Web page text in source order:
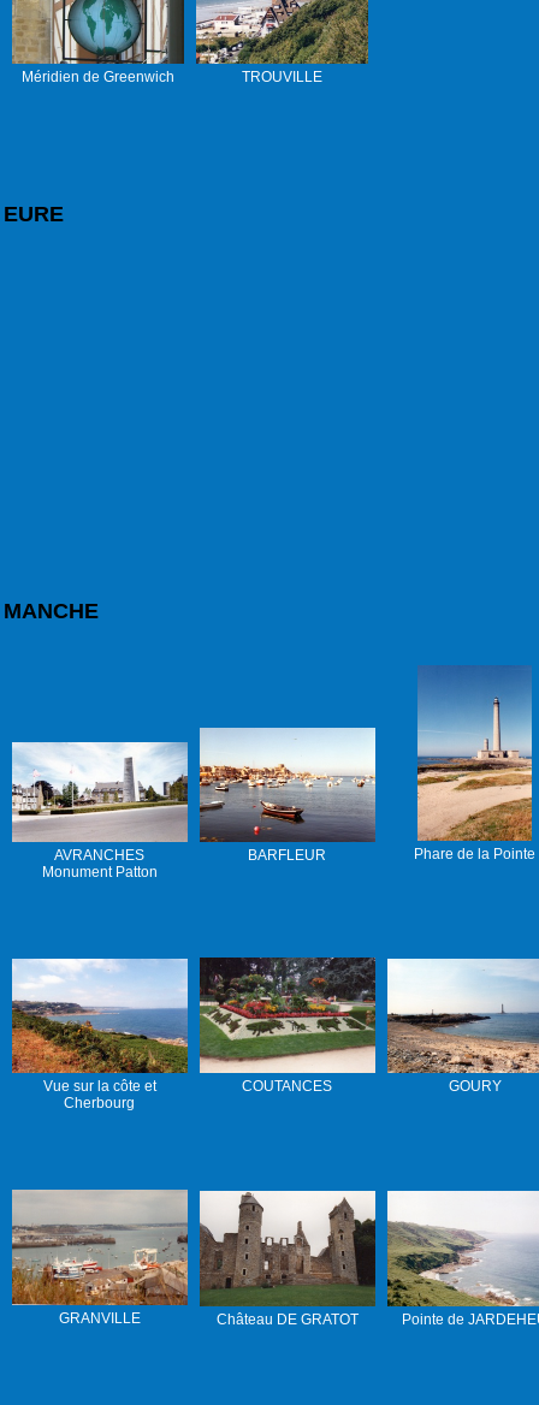
Méridien de Greenwich TROUVILLE
EURE
MANCHE
AVRANCHES
Monument Patton
BARFLEUR Phare de la Pointe
Vue sur la côte et
Cherbourg
COUTANCES GOURY
GRANVILLE Château DE GRATOT Pointe de